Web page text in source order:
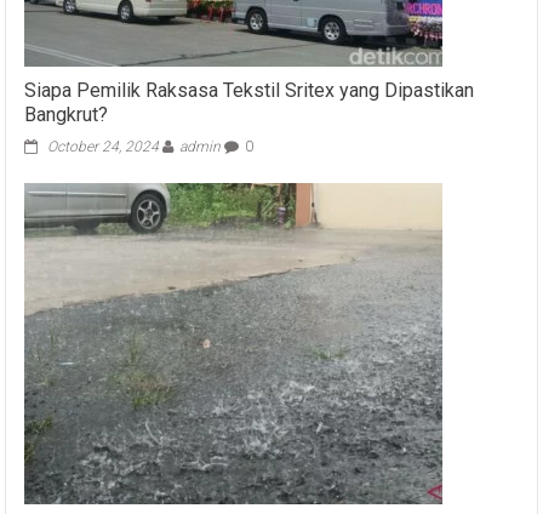
Siapa Pemilik Raksasa Tekstil Sritex yang Dipastikan
Bangkrut?
October 24, 2024 admin 0